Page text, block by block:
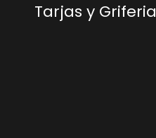
Tarjas y Griferia